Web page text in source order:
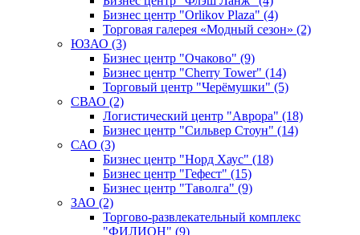
Бизнес центр "Orlikov Plaza" (4)
Торговая галерея «Модный сезон» (2)
ЮЗАО (3)
Бизнес центр "Очаково" (9)
Бизнес центр "Cherry Tower" (14)
Торговый центр "Черёмушки" (5)
СВАО (2)
Логистический центр "Аврора" (18)
Бизнес центр "Сильвер Стоун" (14)
САО (3)
Бизнес центр "Норд Хаус" (18)
Бизнес центр "Гефест" (15)
Бизнес центр "Таволга" (9)
ЗАО (2)
Торгово-развлекательный комплекс
"ФИЛИОН" (9)